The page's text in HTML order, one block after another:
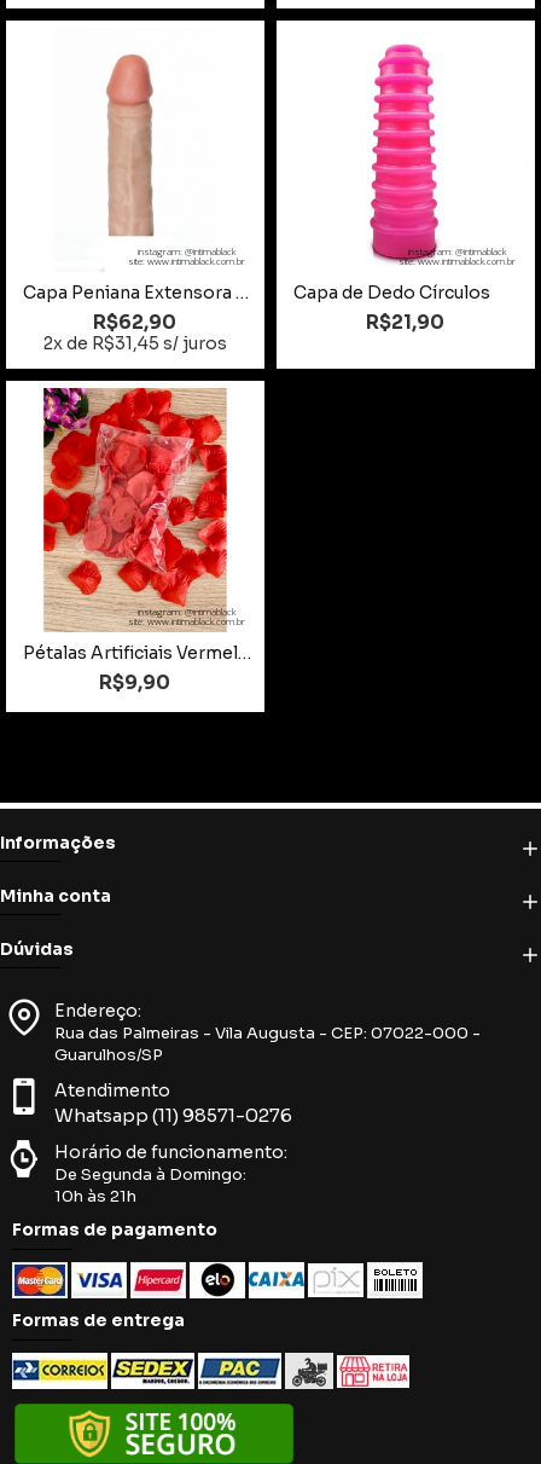
instagram: @intimablack
site: www.intimablack.com.br
Capa Peniana Extensora Clint Realistic Bege 16x4cm
R$62,90
2x de R$31,45 s/ juros
instagram: @intimablack
site: www.intimablack.com.br
Capa de Dedo Círculos
R$21,90
instagram: @intimablack
site: www.intimablack.com.br
Pétalas Artificiais Vermelha 100un
R$9,90
Informações
Minha conta
Dúvidas
Endereço:
Rua das Palmeiras - Vila Augusta - CEP: 07022-000 -
Guarulhos/SP
Atendimento
Whatsapp (11) 98571-0276
Horário de funcionamento:
De Segunda à Domingo:
10h às 21h
Formas de pagamento
Formas de entrega